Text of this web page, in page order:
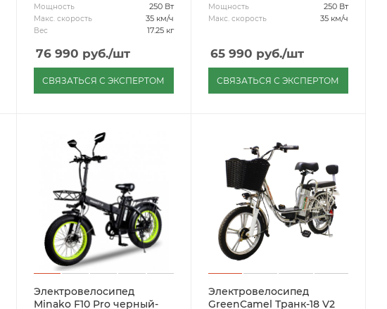
Мощность 250 Вт
Макс. скорость 35 км/ч
Вес 17.25 кг
76 990 руб./шт
СВЯЗАТЬСЯ С ЭКСПЕРТОМ
Мощность 250 Вт
Макс. скорость 35 км/ч
65 990 руб./шт
СВЯЗАТЬСЯ С ЭКСПЕРТОМ
Электровелосипед
Minako F10 Pro черный-
Электровелосипед
GreenCamel Транк-18 V2